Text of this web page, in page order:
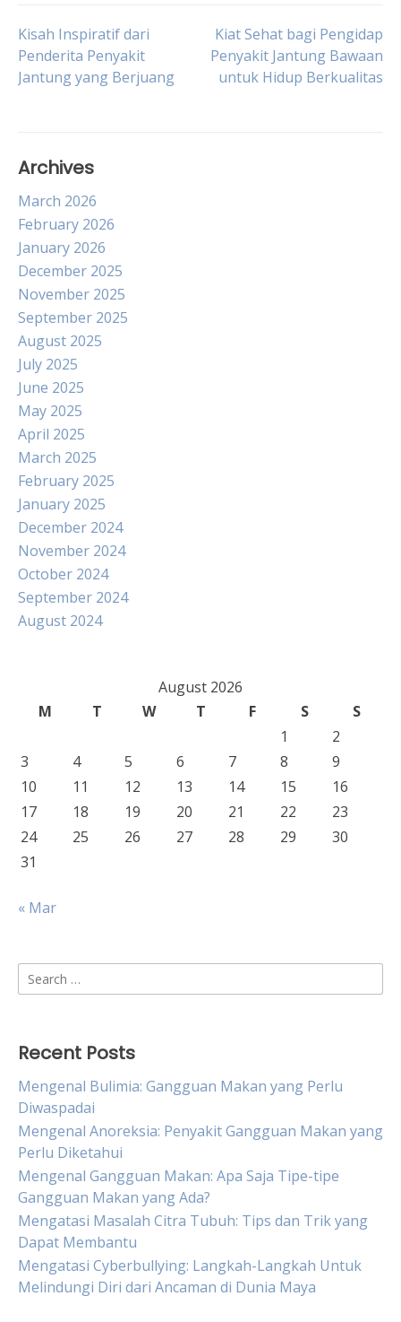
Post
navigation
Kisah Inspiratif dari
Penderita Penyakit
Jantung yang Berjuang
Kiat Sehat bagi Pengidap
Penyakit Jantung Bawaan
untuk Hidup Berkualitas
Archives
March 2026
February 2026
January 2026
December 2025
November 2025
September 2025
August 2025
July 2025
June 2025
May 2025
April 2025
March 2025
February 2025
January 2025
December 2024
November 2024
October 2024
September 2024
August 2024
August 2026
M
T W T F S
S
1
2
3
4 5 6 7 8
9
10
11 12 13 14 15
16
17
18 19 20 21 22
23
24
25 26 27 28 29
30
31
« Mar
Search
for:
Recent Posts
Mengenal Bulimia: Gangguan Makan yang Perlu
Diwaspadai
Mengenal Anoreksia: Penyakit Gangguan Makan yang
Perlu Diketahui
Mengenal Gangguan Makan: Apa Saja Tipe-tipe
Gangguan Makan yang Ada?
Mengatasi Masalah Citra Tubuh: Tips dan Trik yang
Dapat Membantu
Mengatasi Cyberbullying: Langkah-Langkah Untuk
Melindungi Diri dari Ancaman di Dunia Maya